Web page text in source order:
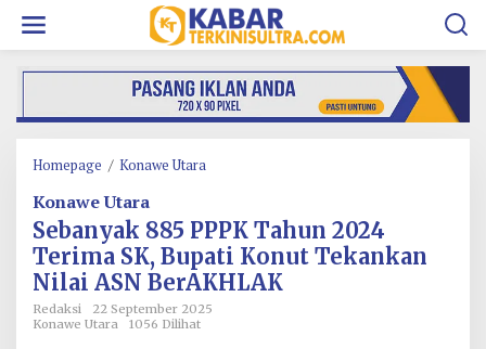
w
Homepage / Konawe Utara
a
n
y
a
k
Konawe Utara
Sebanyak 885 PPPK Tahun 2024
Terima SK, Bupati Konut Tekankan
Nilai ASN BerAKHLAK
Redaksi
22 September 2025
Konawe Utara
1056 Dilihat